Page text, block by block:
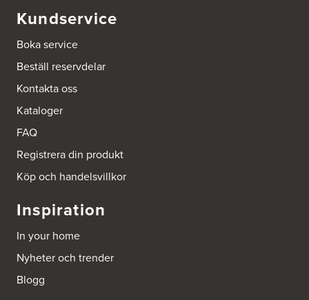
Kundservice
Boka service
Beställ reservdelar
Kontakta oss
Kataloger
FAQ
Registrera din produkt
Köp och handelsvillkor
Inspiration
In your home
Nyheter och trender
Blogg